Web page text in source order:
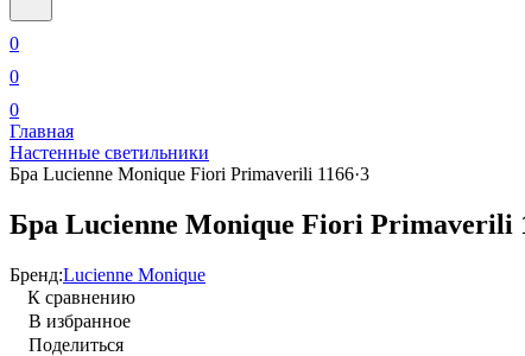
0
0
0
Главная
Настенные светильники
Бра Lucienne Monique Fiori Primaverili 1166·3
Бра Lucienne Monique Fiori Primaverili
Бренд:Lucienne Monique
К сравнению
В избранное
Поделиться